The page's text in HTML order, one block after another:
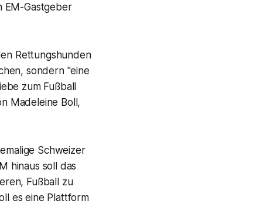
EM-Gastgeber
Rettungshunden
sondern "eine
zum Fußball
Madeleine Boll,
Schweizer
hinaus soll das
Fußball zu
es eine Plattform